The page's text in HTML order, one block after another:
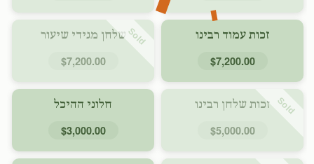
זכות עמוד רבינו
$7,200.00
Sold שלחן מגידי שיעור
$7,200.00
Sold זכות שלחן רבינו
$5,000.00
חלוני ההיכל
$3,000.00